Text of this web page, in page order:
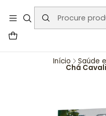
User-agent: * Allow: /
https://
Início Saúde
Chá